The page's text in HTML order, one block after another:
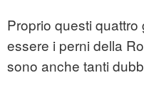
Proprio questi
essere i perni della
sono anche tanti